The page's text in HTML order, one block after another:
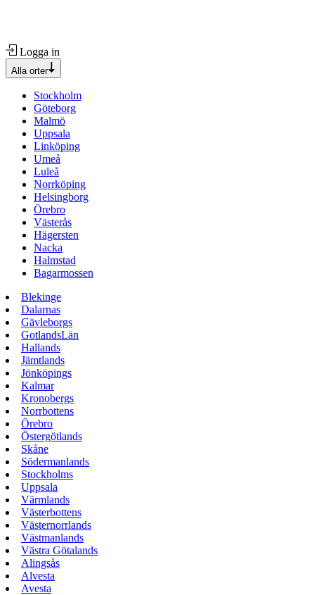
Logga in
Alla orter
Stockholm
Göteborg
Malmö
Uppsala
Linköping
Umeå
Luleå
Norrköping
Helsingborg
Örebro
Västerås
Hägersten
Nacka
Halmstad
Bagarmossen
Blekinge
Dalarnas
Gävleborgs
GotlandsLän
Hallands
Jämtlands
Jönköpings
Kalmar
Kronobergs
Norrbottens
Örebro
Östergötlands
Skåne
Södermanlands
Stockholms
Uppsala
Värmlands
Västerbottens
Västernorrlands
Västmanlands
Västra Götalands
Alingsås
Alvesta
Avesta